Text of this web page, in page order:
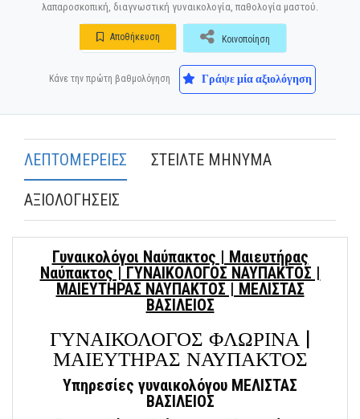
λαπαροσκοπική, διαγνωστική γυναικολογία, παθολογία μαστού.
Αποθήκευση Κοινοποίηση
Κάνε την πρώτη βαθμολόγηση Γράψε μία αξιολόγηση
ΛΕΠΤΟΜΕΡΕΙΕΣ ΣΤΕΙΛΤΕ ΜΗΝΥΜΑ
ΑΞΙΟΛΟΓΗΣΕΙΣ
Γυναικολόγοι Ναύπακτος | Μαιευτήρας
Ναύπακτος | ΓΥΝΑΙΚΟΛΟΓΟΣ ΝΑΥΠΑΚΤΟΣ |
ΜΑΙΕΥΤΗΡΑΣ ΝΑΥΠΑΚΤΟΣ | ΜΕΛΙΣΤΑΣ
ΒΑΣΙΛΕΙΟΣ
ΓΥΝΑΙΚΟΛΟΓΟΣ ΦΛΩΡΙΝΑ |
ΜΑΙΕΥΤΗΡΑΣ ΝΑΥΠΑΚΤΟΣ
Υπηρεσίες γυναικολόγου ΜΕΛΙΣΤΑΣ
ΒΑΣΙΛΕΙΟΣ